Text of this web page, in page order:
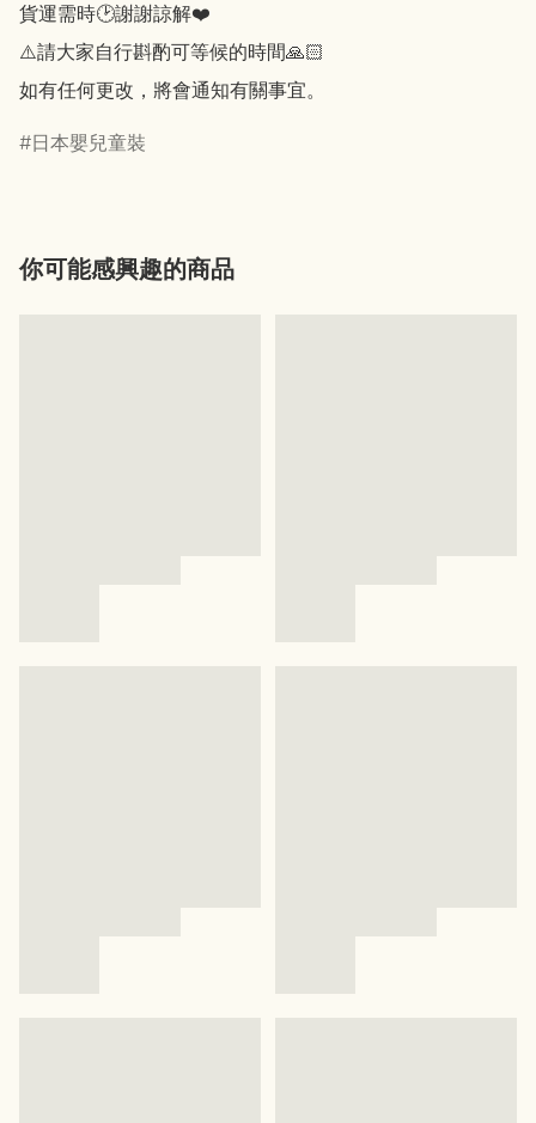
貨運需時🕑謝謝諒解❤️
⚠️請大家自行斟酌可等候的時間🙏🏻
如有任何更改，將會通知有關事宜。
日本嬰兒童裝
你可能感興趣的商品